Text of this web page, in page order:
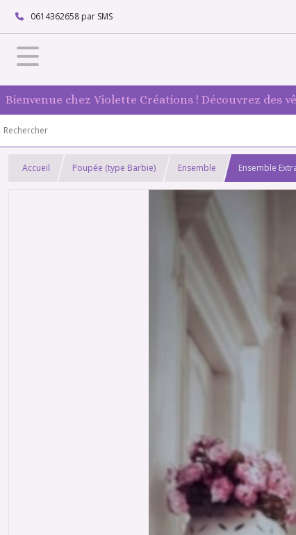
0614362658 par SMS
Bienvenue chez Violette Créations ! Découvrez des
Accueil Poupée (type Barbie) Ensemble Ensemble